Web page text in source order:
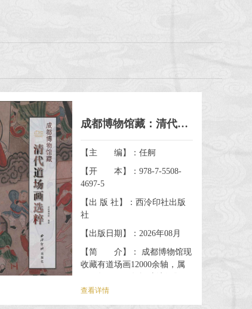
成都博物馆藏：清代道场画选粹
【主 编】：任舸
【开 本】：978-7-5508-
4697-5
【出 版 社】：西泠印社出版
社
【出版日期】：2026年08月
【简 介】： 成都博物馆现
收藏有道场画12000余轴，属
成。道场画是一种在中国传统
查看详情